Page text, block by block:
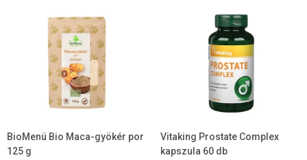
BioMenü Bio Maca-gyökér por
125 g
Vitaking Prostate Complex
kapszula 60 db